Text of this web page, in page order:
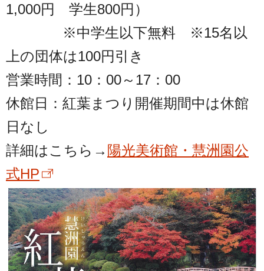
1,000円 学生800円）
※中学生以下無料 ※15名以
上の団体は100円引き
営業時間：10：00～17：00
休館日：紅葉まつり開催期間中は休館
日なし
詳細はこちら→ 陽光美術館・慧洲園公
式HP